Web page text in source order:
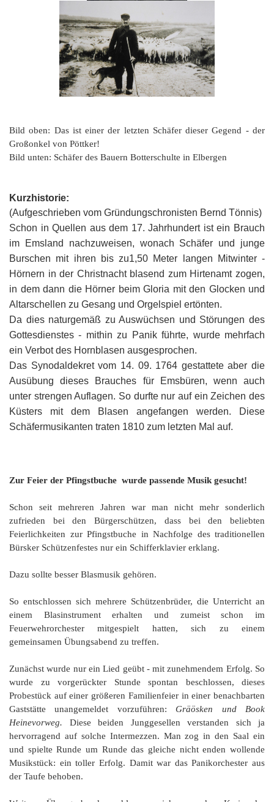
Bild oben: Das ist einer der letzten Schäfer dieser Gegend - der
Großonkel von Pöttker!
Bild unten: Schäfer des Bauern Botterschulte in Elbergen
Kurzhistorie:
(Aufgeschrieben vom Gründungschronisten Bernd Tönnis)
Schon in Quellen aus dem 17. Jahrhundert ist ein Brauch
im Emsland nachzuweisen, wonach Schäfer und junge
Burschen mit ihren bis zu1,50 Meter langen Mitwinter -
Hörnern in der Christnacht blasend zum Hirtenamt zogen,
in dem dann die Hörner beim Gloria mit den Glocken und
Altarschellen zu Gesang und Orgelspiel ertönten.
Da dies naturgemäß zu Auswüchsen und Störungen des
Gottesdienstes - mithin zu Panik führte, wurde mehrfach
ein Verbot des Hornblasen ausgesprochen.
Das Synodaldekret vom 14. 09. 1764 gestattete aber die
Ausübung dieses Brauches für Emsbüren, wenn auch
unter strengen Auflagen. So durfte nur auf ein Zeichen des
Küsters mit dem Blasen angefangen werden. Diese
Schäfermusikanten traten 1810 zum letzten Mal auf.
Zur Feier der Pfingstbuche wurde passende Musik gesucht!
Schon seit mehreren Jahren war man nicht mehr sonderlich
zufrieden bei den Bürgerschützen, dass bei den beliebten
Feierlichkeiten zur Pfingstbuche in Nachfolge des traditionellen
Bürsker Schützenfestes nur ein Schifferklavier erklang.
Dazu sollte besser Blasmusik gehören.
So entschlossen sich mehrere Schützenbrüder, die Unterricht an
einem Blasinstrument erhalten und zumeist schon im
Feuerwehrorchester mitgespielt hatten, sich zu einem
gemeinsamen Übungsabend zu treffen.
Zunächst wurde nur ein Lied geübt - mit zunehmendem Erfolg. So
wurde zu vorgerückter Stunde spontan beschlossen, dieses
Probestück auf einer größeren Familienfeier in einer benachbarten
Gaststätte unangemeldet vorzuführen:Gräösken und Book
Heinevorweg. Diese beiden Junggesellen verstanden sich ja
hervorragend auf solche Intermezzen. Man zog in den Saal ein
und spielte Runde um Runde das gleiche nicht enden wollende
Musikstück: ein toller Erfolg. Damit war das Panikorchester aus
der Taufe behoben.